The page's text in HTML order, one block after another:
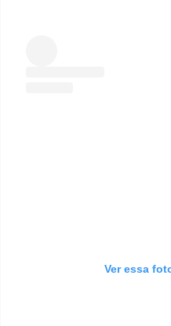
Ver essa